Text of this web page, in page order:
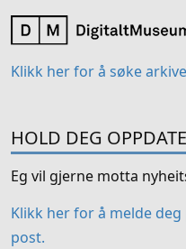
Klikk her for å søke
HOLD DEG
Eg vil gjerne motta
Klikk her for å melde
post.